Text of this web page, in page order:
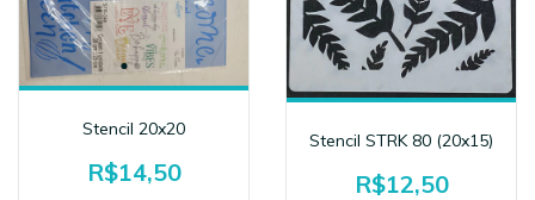
Stencil 20x20
R$14,50
Stencil STRK 80 (20x15)
R$12,50